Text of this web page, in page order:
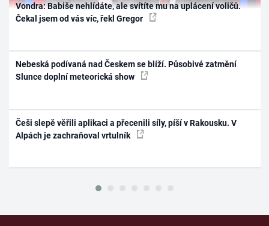
Vondra: Babiše nehlídáte, ale svítíte mu na uplácení voličů.
Čekal jsem od vás víc, řekl Gregor
Nebeská podívaná nad Českem se blíží. Působivé zatmění
Slunce doplní meteorická show
Češi slepě věřili aplikaci a přecenili síly, píší v Rakousku. V
Alpách je zachraňoval vrtulník